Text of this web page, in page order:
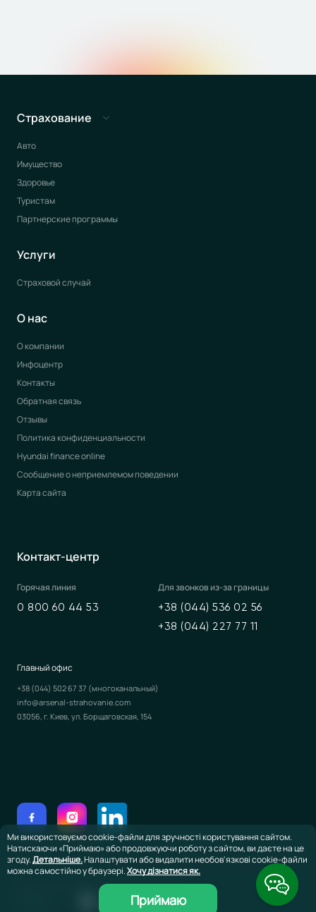
Страхование
Авто
Имущество
Здоровье
Туристам
Партнерские программы
Услуги
Страховой случай
О нас
О компании
Инфоцентр
Контакты
Обратная связь
Отзывы
Политика конфиденциальности
Hyundai finance online
Сообщение о неприемлемом поведении
Карта сайта
Контакт-центр
Горячая линия
0 800 60 44 53
Для звонков из-за границы
+38 (044) 536 02 56
+38 (044) 227 77 11
Главный офис
+38 (044) 502 67 37 (многоканальный)
info@arsenal-strahovanie.com
03056, г. Киев, ул. Борщаговская, 154
©2026 ЧАО Страховая компания «Арсенал Страхование»
Ми використовуємо cookie-файли для зручності користування сайтом.
Натискаючи «Приймаю» або продовжуючи роботу з сайтом, ви даєте на це
згоду.Детальніше.Налаштувати або видалити необов'язкові cookie-файли
можна самостійно у браузері.Хочу дізнатися як.
Приймаю